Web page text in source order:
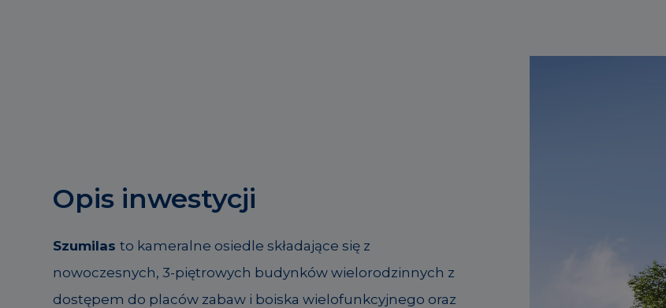
Opis inwestycji
Szumilas to kameralne osiedle składające się z
nowoczesnych, 3-piętrowych budynków wielorodzinnych z
dostępem do placów zabaw i boiska wielofunkcyjnego oraz